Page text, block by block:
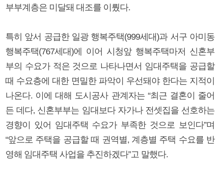
부부계층은 미달돼 대조를 이뤘다.
특히 앞서 공급한 일광 행복주택(999세대)과 서구 아미동
행복주택(767세대)에 이어 시청앞 행복주택마저 신혼부
부의 수요가 적은 것으로 나타나면서 임대주택을 공급할
때 수요층에 대한 면밀한 파악이 우선돼야 한다는 지적이
나온다. 이에 대해 도시공사 관계자는 “최근 결혼이 줄어
든 데다, 신혼부부는 임대보다 자가나 전셋집을 선호하는
경향이 있어 임대주택 수요가 부족한 것으로 보인다”며
“앞으로 주택을 공급할 때 권역별, 계층별 주택 수요를 반
영해 임대주택 사업을 추진하겠다”고 말했다.